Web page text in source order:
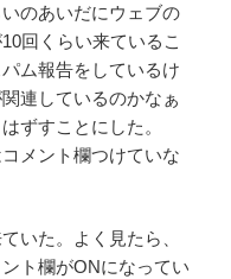
のあいだにウェブの
回くらい来ているこ
ム報告をしているけ
連しているのかなぁ
ずすことにした。
メント欄つけていな
いた。よく見たら、
ト欄がONになってい